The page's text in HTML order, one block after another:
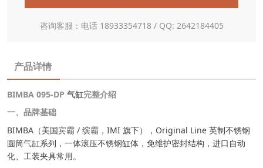
咨询客服：电话 18933354718 / QQ: 2642184405
产品详情
BIMBA 095-DP 气缸完整介绍
一、品牌基础
BIMBA（美国宾霸 / 缤霸，IMI 旗下），Original Line 英制不锈钢
圆筒气缸系列，一体滚压不锈钢缸体，免维护密封结构，进口自动
化、工装夹具常用。